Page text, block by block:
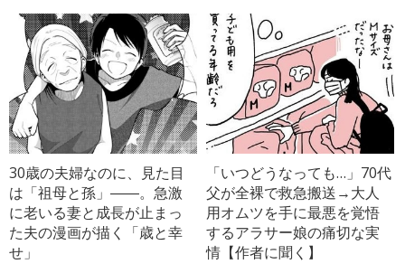
30歳の夫婦なのに、見た目
は「祖母と孫」――。急激
に老いる妻と成長が止まっ
た夫の漫画が描く「歳と幸
せ」
「いつどうなっても…」70代
父が全裸で救急搬送→大人
用オムツを手に最悪を覚悟
するアラサー娘の痛切な実
情【作者に聞く】